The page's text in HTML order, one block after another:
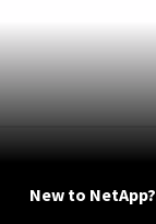
New to NetApp?